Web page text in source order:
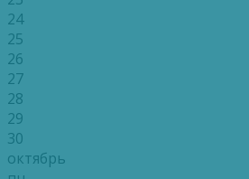
24
25
26
27
28
29
30
октябрь